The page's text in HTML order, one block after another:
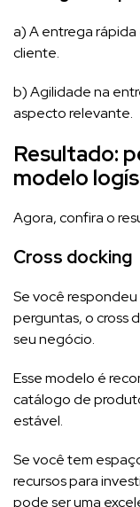
a) A entrega
cliente.
b) Agilidade na
aspecto relevante.
Resultado:
modelo
Agora, confira o
Cross docking
Se você respondeu
perguntas, o cross
seu negócio.
Esse modelo é
catálogo de
estável.
Se você tem
recursos para
pode ser uma